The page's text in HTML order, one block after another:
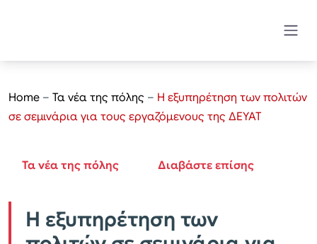
Home – Τα νέα της πόλης – Η εξυπηρέτηση των πολιτών
σε σεμινάρια για τους εργαζόμενους της ΔΕΥΑΤ
Τα νέα της πόλης Διαβάστε επίσης
Η εξυπηρέτηση των